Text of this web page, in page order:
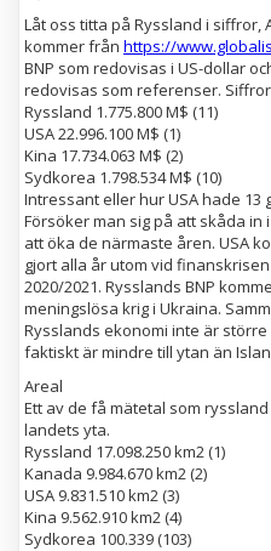
Låt oss titta på Ryssland i siffror,
kommer från https://
BNP som redovisas i US-dollar
redovisas som referenser.
Ryssland 1.775.800 M$ (11)
USA 22.996.100 M$ (1)
Kina 17.734.063 M$ (2)
Sydkorea 1.798.534 M$ (10)
Intressant eller hur USA hade 13
Försöker man sig på att skåda
att öka de närmaste åren. USA
gjort alla år utom vid
2020/2021. Rysslands BNP
meningslösa krig i Ukraina.
Rysslands ekonomi inte är
faktiskt är mindre till ytan än
Areal
Ett av de få mätetal som
landets yta.
Ryssland 17.098.250 km2 (1)
Kanada 9.984.670 km2 (2)
USA 9.831.510 km2 (3)
Kina 9.562.910 km2 (4)
Sydkorea 100.339 (103)